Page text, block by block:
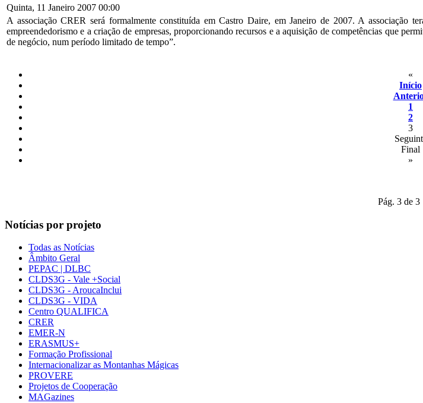
Quinta, 11 Janeiro 2007 00:00
A associação CRER será formalmente constituída em Castro Daire, em Janeiro de 2007. A associação
empreendedorismo e a criação de empresas, proporcionando recursos e a aquisição de competências que
de negócio, num período limitado de tempo”.
«
Início
1
2
3
Final
»
Pág. 3 de 3
Notícias por projeto
Todas as Notícias
Âmbito Geral
PEPAC | DLBC
CLDS3G - Vale +Social
CLDS3G - AroucaInclui
CLDS3G - VIDA
Centro QUALIFICA
CRER
EMER-N
ERASMUS+
Formação Profissional
Internacionalizar as Montanhas Mágicas
PROVERE
Projetos de Cooperação
MAGazines